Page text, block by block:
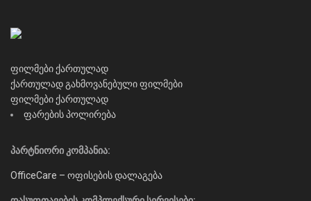
ფილმები ქართულად
ქართულად გახმოვანებული ფილმები
ფილმები ქართულად
ფარების პოლირება
პარტნიორი კომპანია:
OfficeCare – ოფისების დალაგება